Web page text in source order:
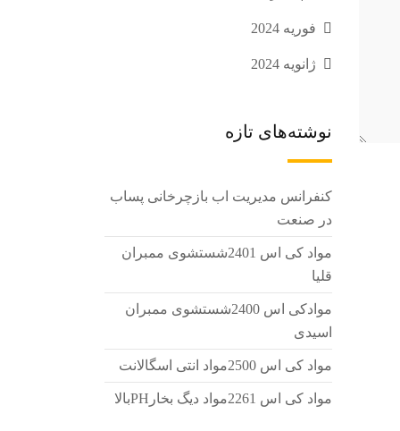
فوریه 2024
ژانویه 2024
نوشته‌های تازه
کنفرانس مدیریت اب بازچرخانی پساب
در صنعت
مواد کی اس 2401شستشوی ممبران
قلیا
موادکی اس 2400شستشوی ممبران
اسیدی
مواد کی اس 2500مواد انتی اسگالانت
مواد کی اس 2261مواد دیگ بخارPHبالا